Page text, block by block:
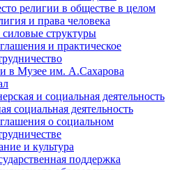
религии в обществе в целом
и права человека
структуры
и практическое
в Музее им. А.Сахарова
и социальная деятельность
социальная деятельность
о социальном
и культура
поддержка